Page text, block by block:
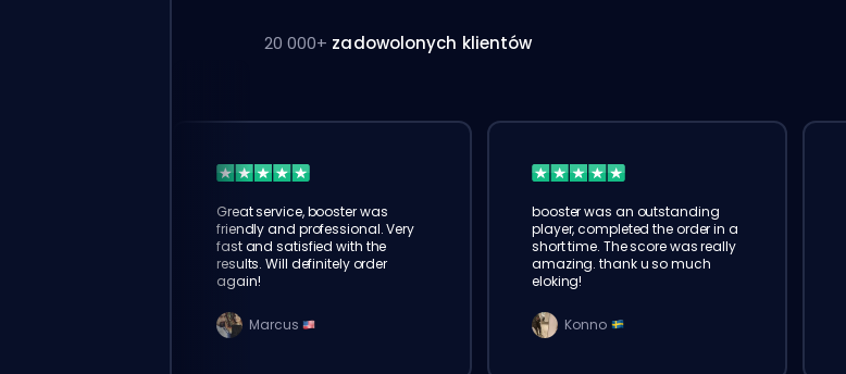
20 000+ zadowolonych klientów
Great service, booster was
friendly and professional. Very
fast and satisfied with the
results. Will definitely order
again!
Marcus
booster was an outstanding
player, completed the order in a
short time. The score was really
amazing. thank u so much
eloking!
Konno